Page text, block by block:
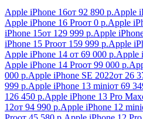
Apple iPhone 16от 92 890 р.Apple
Apple iPhone 16 Proот 0 р.Apple
iPhone 15от 129 999 р.Apple
iPhone 15 Proот 159 999 р.Apple
Apple iPhone 14 от 69 000 р.Apple
Apple iPhone 14 Proот 99 000 р.
000 р.Apple iPhone SE 2022от 26
999 р.Apple iPhone 13 miniот 69
126 450 р.Apple iPhone 13 Pro Max
12от 94 990 р.Apple iPhone 12 mini